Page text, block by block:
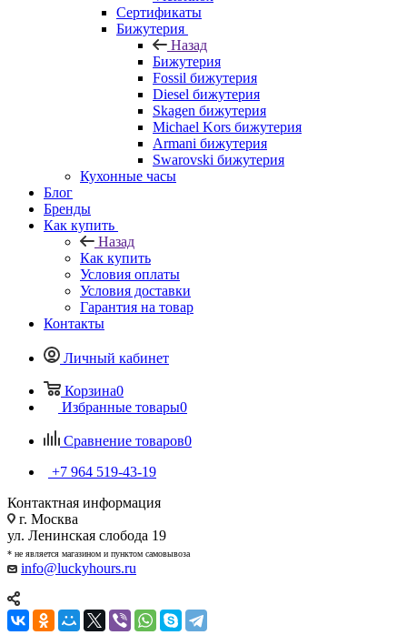
Сертификаты
Бижутерия
Назад
Бижутерия
Fossil бижутерия
Diesel бижутерия
Skagen бижутерия
Michael Kors бижутерия
Armani бижутерия
Swarovski бижутерия
Кухонные часы
Блог
Бренды
Как купить
Назад
Как купить
Условия оплаты
Условия доставки
Гарантия на товар
Контакты
Личный кабинет
Корзина0
Избранные товары0
Сравнение товаров0
+7 964 519-43-19
Контактная информация
г. Москва
ул. Ленинская слобода 19
* не является магазином и пунктом самовывоза
info@luckyhours.ru